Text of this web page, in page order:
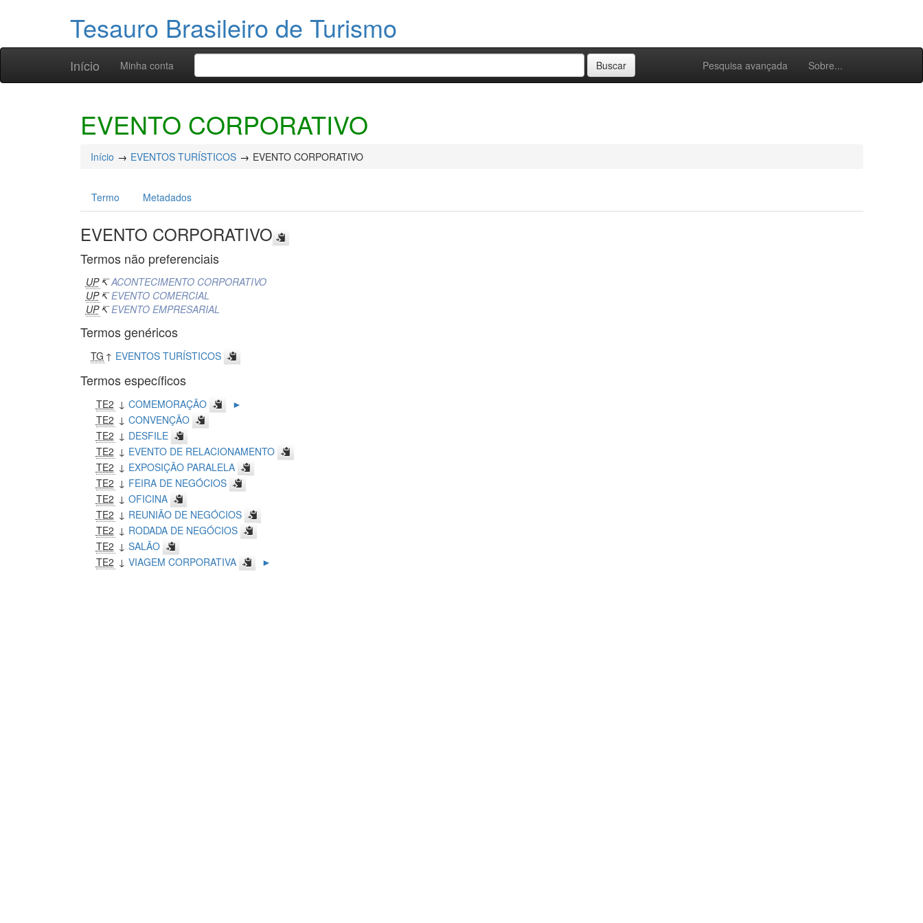
Tesauro Brasileiro de Turismo
Início Pesquisa avançada Sobre...
Minha conta
EVENTO CORPORATIVO
Início EVENTOS TURÍSTICOS EVENTO CORPORATIVO
Termo Metadados
EVENTO CORPORATIVO
Termos não preferenciais
UP ↸ACONTECIMENTO CORPORATIVO
UP ↸EVENTO COMERCIAL
UP ↸EVENTO EMPRESARIAL
Termos genéricos
TG ↑ EVENTOS TURÍSTICOS
Termos específicos
TE2 ↓ COMEMORAÇÃO
►
TE2 ↓ CONVENÇÃO
TE2 ↓ DESFILE
TE2 ↓ EVENTO DE RELACIONAMENTO
TE2 ↓ EXPOSIÇÃO PARALELA
TE2 ↓ FEIRA DE NEGÓCIOS
TE2 ↓ OFICINA
TE2 ↓ REUNIÃO DE NEGÓCIOS
TE2 ↓ RODADA DE NEGÓCIOS
TE2 ↓ SALÃO
TE2 ↓ VIAGEM CORPORATIVA ►